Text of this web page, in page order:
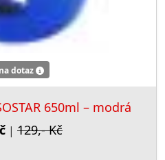
dotaz
650ml – modrá
| 129,- Kč